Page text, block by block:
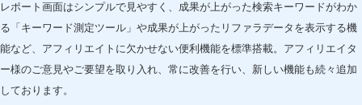
レポート画面はシンプルで見やすく、成果が上がった検索キーワードがわか
る「キーワード測定ツール」や成果が上がったリファラデータを表示する機
能など、アフィリエイトに欠かせない便利機能を標準搭載。アフィリエイタ
ー様のご意見やご要望を取り入れ、常に改善を行い、新しい機能も続々追加
しております。